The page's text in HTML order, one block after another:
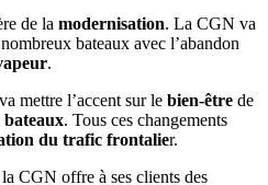
de la modernisation. La CGN va
bateaux avec l’abandon
.
mettre l’accent sur le bien-être de
bateaux. Tous ces changements
du trafic frontalier.
CGN offre à ses clients des